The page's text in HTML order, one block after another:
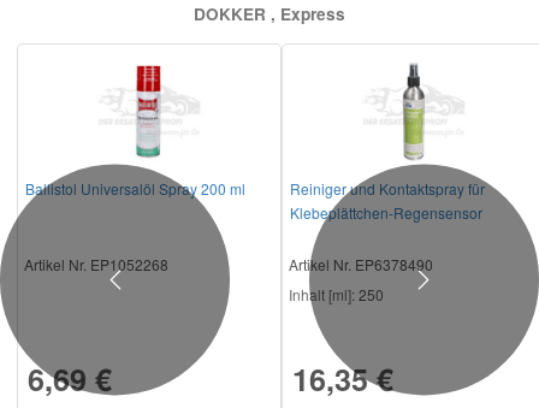
DOKKER , Express
Ballistol Universalöl Spray 200 ml
Artikel Nr. EP1052268
6,69 €
Reiniger und Kontaktspray für
Klebeplättchen-Regensensor
Artikel Nr. EP6378490
Inhalt [ml]: 250
16,35 €
Previous Next